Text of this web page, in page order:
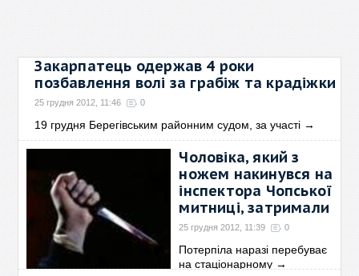
Закарпатець одержав 4 роки
позбавлення волі за грабіж та крадіжки
25 грудня 2012, 11:46 0
19 грудня Берегівським районним судом, за участі →
Чоловіка, який з
ножем накинувся на
інспектора Чопської
митниці, затримали
25 грудня 2012, 11:39 0
Потерпіла наразі перебуває
на стаціонарному →